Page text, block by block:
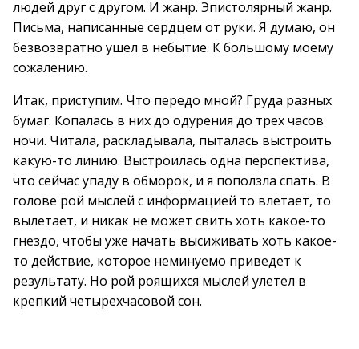
людей друг с другом. И жанр. Эпистолярный жанр.
Письма, написанные сердцем от руки. Я думаю, он
безвозвратно ушел в небытие. К большому моему
сожалению.
Итак, приступим. Что передо мной? Груда разных
бумаг. Копалась в них до одурения до трех часов
ночи. Читала, раскладывала, пыталась выстроить
какую-то линию. Выстроилась одна перспектива,
что сейчас упаду в обморок, и я поползла спать. В
голове рой мыслей с информацией то влетает, то
вылетает, и никак не может свить хоть какое-то
гнездо, чтобы уже начать высиживать хоть какое-
то действие, которое неминуемо приведет к
результату. Но рой роящихся мыслей улетел в
крепкий четырехчасовой сон.